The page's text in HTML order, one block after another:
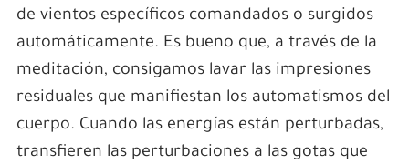
de vientos específicos comandados o surgidos
automáticamente. Es bueno que, a través de la
meditación, consigamos lavar las impresiones
residuales que manifiestan los automatismos del
cuerpo. Cuando las energías están perturbadas,
transfieren las perturbaciones a las gotas que